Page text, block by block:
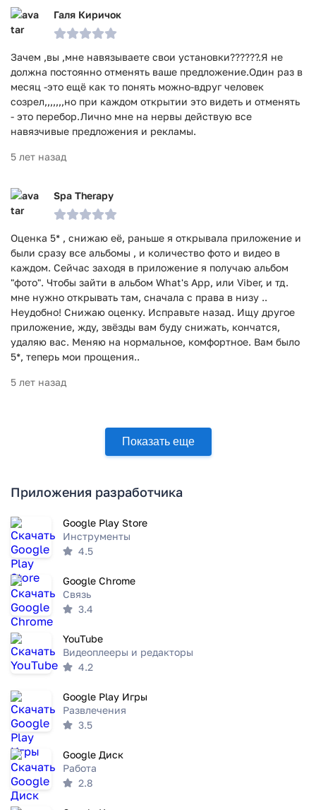
Галя Киричок
Зачем ,вы ,мне навязываете свои установки??????.Я не
должна постоянно отменять ваше предложение.Один раз в
месяц -это ещё как то понять можно-вдруг человек
созрел,,,,,,,но при каждом открытии это видеть и отменять
- это перебор.Лично мне на нервы действую все
навязчивые предложения и рекламы.
5 лет назад
Spa Therapy
Оценка 5* , снижаю её, раньше я открывала приложение и
были сразу все альбомы , и количество фото и видео в
каждом. Сейчас заходя в приложение я получаю альбом
"фото". Чтобы зайти в альбом What's App, или Viber, и тд.
мне нужно открывать там, сначала с права в низу ..
Неудобно! Снижаю оценку. Исправьте назад. Ищу другое
приложение, жду, звёзды вам буду снижать, кончатся,
удаляю вас. Меняю на нормальное, комфортное. Вам было
5*, теперь мои прощения..
5 лет назад
Показать еще
Приложения разработчика
Google Play Store
Инструменты
4.5
Google Chrome
Связь
3.4
YouTube
Видеоплееры и редакторы
4.2
Google Play Игры
Развлечения
3.5
Google Диск
Работа
2.8